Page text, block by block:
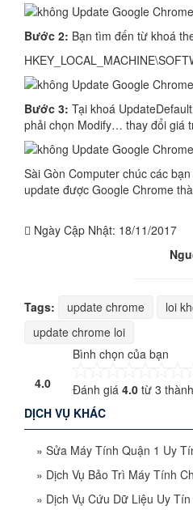
Bước 2: Bạn tìm đến từ khoá
Bước 3: Tại khoá
phải chọn Modify… thay đổi giá
Sài Gòn Computer chúc các
update được Google Chrome
Ngày Cập Nhật: 18/11/2017
Tags: update chrome
loi
update chrome loi
4.0
Bình chọn của bạn
Đánh giá 4.0 từ 3
DỊCH VỤ KHÁC
» Sửa Máy Tính Quận 1 Uy
» Dịch Vụ Bảo Trì Máy Tính
» Dịch Vụ Cứu Dữ Liệu Uy Tín